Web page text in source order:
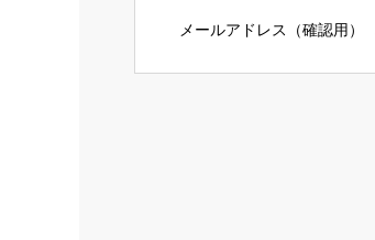
メールアドレス（確認用）